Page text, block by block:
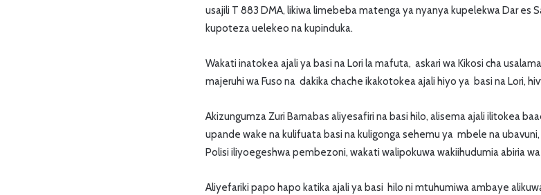
usajili T 883 DMA, likiwa limebeba matenga ya nyanya kupelekwa Dar es
kupoteza uelekeo na kupinduka.
Wakati inatokea ajali ya basi na Lori la mafuta, askari wa Kikosi cha
majeruhi wa Fuso na dakika chache ikakotokea ajali hiyo ya basi na Lori,
Akizungumza Zuri Barnabas aliyesafiri na basi hilo, alisema ajali ilitokea
upande wake na kulifuata basi na kuligonga sehemu ya mbele na
Polisi iliyoegeshwa pembezoni, wakati walipokuwa wakiihudumia abiria wa
Aliyefariki papo hapo katika ajali ya basi hilo ni mtuhumiwa ambaye